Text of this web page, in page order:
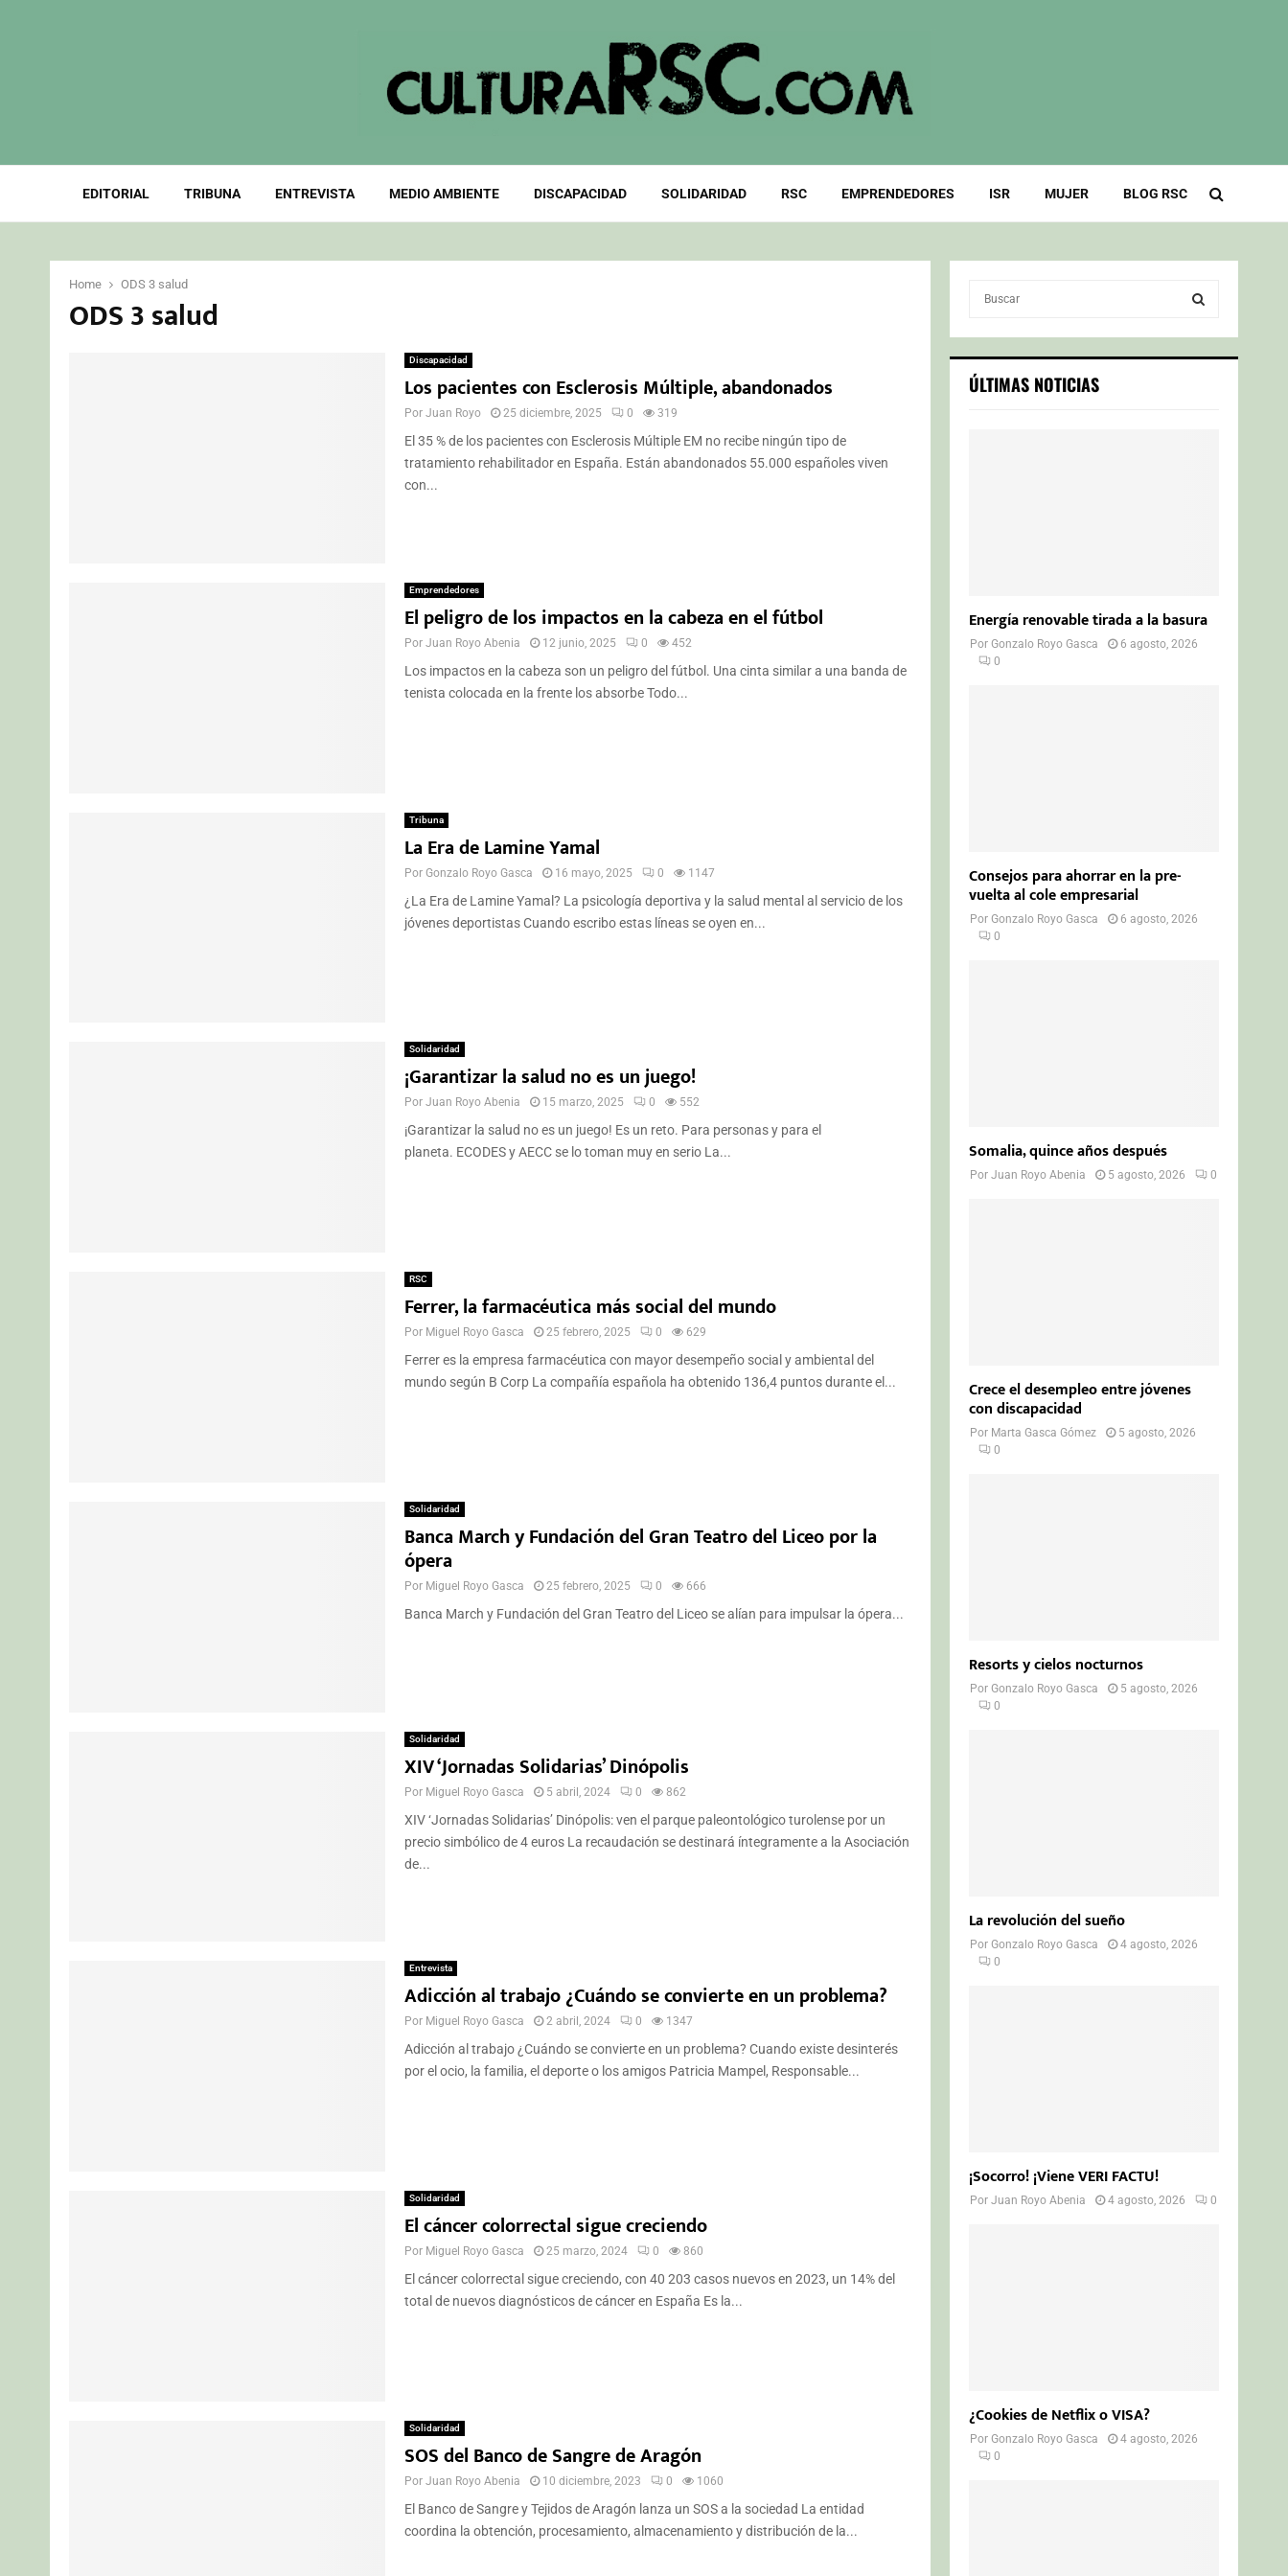
EDITORIAL TRIBUNA ENTREVISTA MEDIO AMBIENTE DISCAPACIDAD SOLIDARIDAD RSC EMPRENDEDORES ISR MUJER BLOG RSC
Home ODS 3 salud
ODS 3 salud
Discapacidad
Los pacientes con Esclerosis Múltiple, abandonados
Por Juan Royo 25 diciembre, 2025 0 319
El 35 % de los pacientes con Esclerosis Múltiple EM no recibe ningún tipo de
tratamiento rehabilitador en España. Están abandonados 55.000 españoles viven
con...
Emprendedores
El peligro de los impactos en la cabeza en el fútbol
Por Juan Royo Abenia 12 junio, 2025 0 452
Los impactos en la cabeza son un peligro del fútbol. Una cinta similar a una banda de
tenista colocada en la frente los absorbe Todo...
Tribuna
La Era de Lamine Yamal
Por Gonzalo Royo Gasca 16 mayo, 2025 0 1147
¿La Era de Lamine Yamal? La psicología deportiva y la salud mental al servicio de los
jóvenes deportistas Cuando escribo estas líneas se oyen en...
Solidaridad
¡Garantizar la salud no es un juego!
Por Juan Royo Abenia 15 marzo, 2025 0 552
¡Garantizar la salud no es un juego! Es un reto. Para personas y para el
planeta. ECODES y AECC se lo toman muy en serio La...
RSC
Ferrer, la farmacéutica más social del mundo
Por Miguel Royo Gasca 25 febrero, 2025 0 629
Ferrer es la empresa farmacéutica con mayor desempeño social y ambiental del
mundo según B Corp La compañía española ha obtenido 136,4 puntos durante el...
Solidaridad
Banca March y Fundación del Gran Teatro del Liceo por la
ópera
Por Miguel Royo Gasca 25 febrero, 2025 0 666
Banca March y Fundación del Gran Teatro del Liceo se alían para impulsar la ópera...
Solidaridad
XIV ‘Jornadas Solidarias’ Dinópolis
Por Miguel Royo Gasca 5 abril, 2024 0 862
XIV ‘Jornadas Solidarias’ Dinópolis: ven el parque paleontológico turolense por un
precio simbólico de 4 euros La recaudación se destinará íntegramente a la Asociación
de...
Entrevista
Adicción al trabajo ¿Cuándo se convierte en un problema?
Por Miguel Royo Gasca 2 abril, 2024 0 1347
Adicción al trabajo ¿Cuándo se convierte en un problema? Cuando existe desinterés
por el ocio, la familia, el deporte o los amigos Patricia Mampel, Responsable...
Solidaridad
El cáncer colorrectal sigue creciendo
Por Miguel Royo Gasca 25 marzo, 2024 0 860
El cáncer colorrectal sigue creciendo, con 40 203 casos nuevos en 2023, un 14% del
total de nuevos diagnósticos de cáncer en España Es la...
Solidaridad
SOS del Banco de Sangre de Aragón
Por Juan Royo Abenia 10 diciembre, 2023 0 1060
El Banco de Sangre y Tejidos de Aragón lanza un SOS a la sociedad La entidad
coordina la obtención, procesamiento, almacenamiento y distribución de la...
c
h
S
ÚLTIMAS NOTICIAS
Energía renovable tirada a la basura
PorGonzalo Royo Gasca
6 agosto, 2026
0
Consejos para ahorrar en la pre-
vuelta al cole empresarial
PorGonzalo Royo Gasca
6 agosto, 2026
0
Somalia, quince años después
PorJuan Royo Abenia 5 agosto, 2026 0
Crece el desempleo entre jóvenes
con discapacidad
Por Marta Gasca Gómez
5 agosto, 2026
0
Resorts y cielos nocturnos
PorGonzalo Royo Gasca
5 agosto, 2026
0
La revolución del sueño
PorGonzalo Royo Gasca
4 agosto, 2026
0
¡Socorro! ¡Viene VERI FACTU!
PorJuan Royo Abenia 4 agosto, 2026 0
¿Cookies de Netflix o VISA?
PorGonzalo Royo Gasca
4 agosto, 2026
0